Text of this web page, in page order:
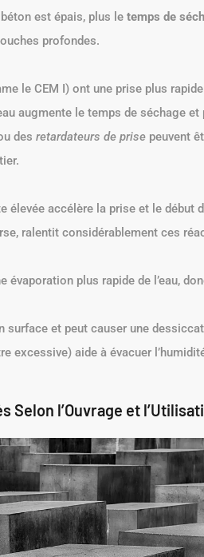
est épais, plus le temps de
profondes.
le CEM I) ont une prise plus rapide
augmente le temps de séchage
des retardateurs de prise peuvent
élevée accélère la prise et le début
ralentit considérablement ces
évaporation plus rapide de l’eau,
surface et peut causer une
excessive) aide à évacuer
Selon l’Ouvrage et